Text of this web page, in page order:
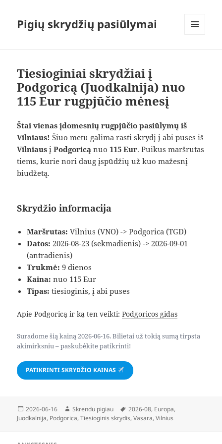
Pigių skrydžių pasiūlymai
Tiesioginiai skrydžiai į
Podgoricą (Juodkalnija) nuo
115 Eur rugpjūčio mėnesį
Štai vienas įdomesnių rugpjūčio pasiūlymų iš
Vilniaus! Šiuo metu galima rasti skrydį į abi puses iš
Vilniaus įPodgoricą nuo115 Eur. Puikus maršrutas
tiems, kurie nori daug įspūdžių už kuo mažesnį
biudžetą.
Skrydžio informacija
Maršrutas: Vilnius (VNO) -> Podgorica (TGD)
Datos: 2026-08-23 (sekmadienis) -> 2026-09-01
(antradienis)
Trukmė: 9 dienos
Kaina: nuo 115 Eur
Tipas: tiesioginis, į abi puses
Apie Podgoricą ir ką ten veikti:Podgoricos gidas
Suradome šią kainą 2026-06-16. Bilietai už tokią sumą tirpsta
akimirksniu – paskubėkite patikrinti!
PATIKRINTI SKRYDŽIO KAINAS
Paskelbta
2026-06-16 Autorius
Skrendu pigiau Žymos
2026-08, Europa,
Juodkalnija, Podgorica,Tiesioginis skrydis,Vasara,Vilnius